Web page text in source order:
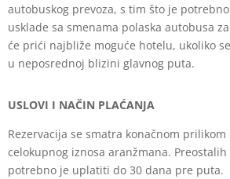
autobuskog prevoza, s tim što je
usklade sa smenama polaska autobusa
će prići najbliže moguće hotelu, ukoliko
u neposrednoj blizini glavnog puta.
USLOVI I NAČIN PLAĆANJA
Rezervacija se smatra konačnom prilikom
celokupnog iznosa aranžmana. Preostalih
potrebno je uplatiti do 30 dana pre puta.